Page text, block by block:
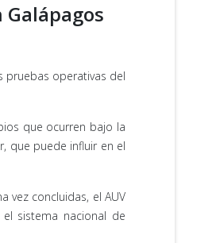
pruebas operativas del
que ocurren bajo la
que puede influir en el
vez concluidas, el AUV
sistema nacional de